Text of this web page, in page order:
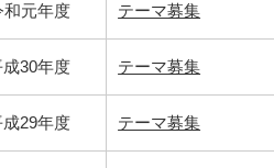
和元年度 テーマ募集
成30年度 テーマ募集
成29年度 テーマ募集